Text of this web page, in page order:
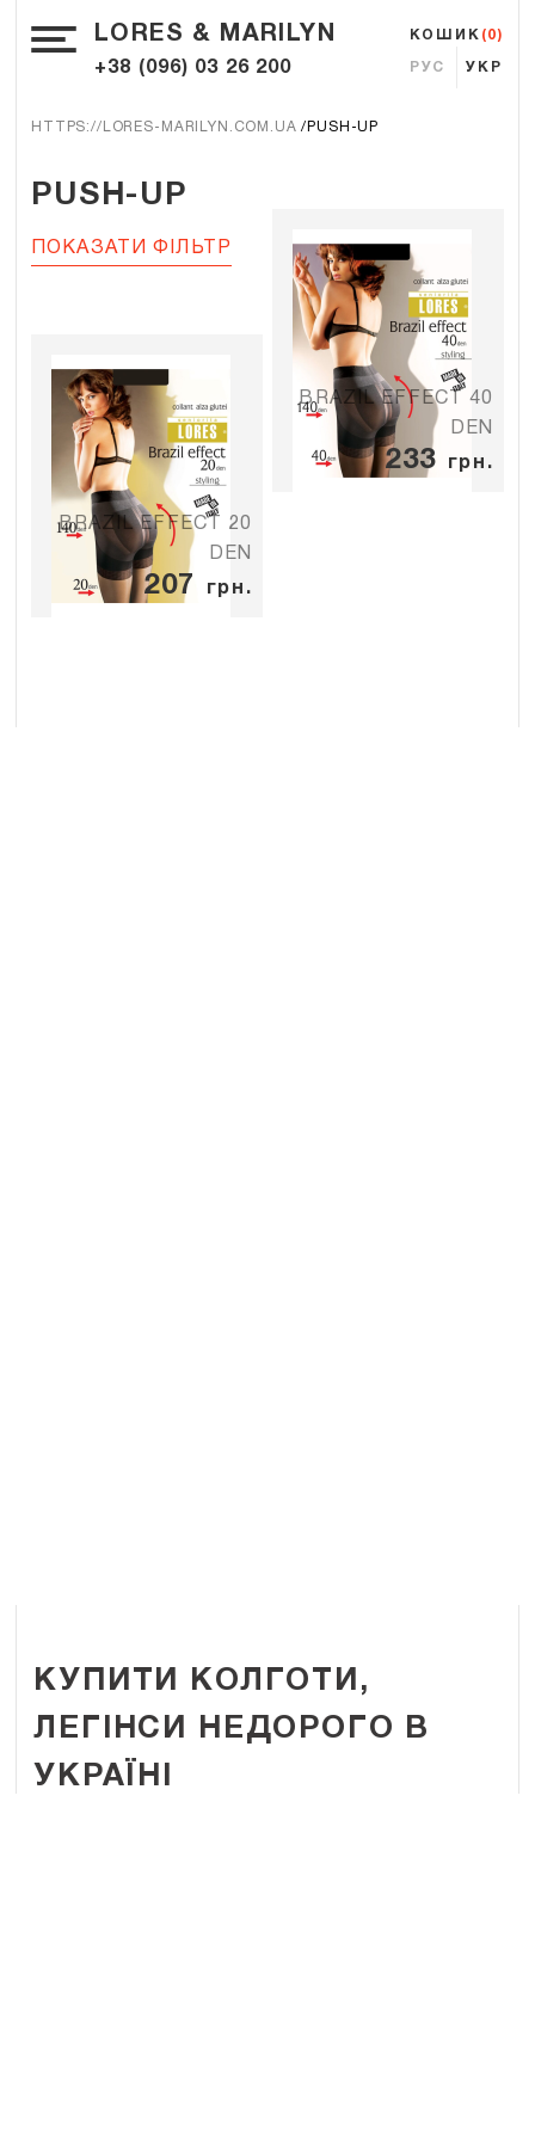
LORES & MARILYN
+38 (096) 03 26 200 РУС УКР
КОШИК (0)
HTTPS://LORES-MARILYN.COM.UA PUSH-UP
PUSH-UP
ПОКАЗАТИ ФІЛЬТР
BRAZIL EFFECT 20
DEN
207 грн.
BRAZIL EFFECT 40
DEN
233 грн.
КУПИТИ КОЛГОТИ,
ЛЕГІНСИ НЕДОРОГО В
УКРАЇНІ